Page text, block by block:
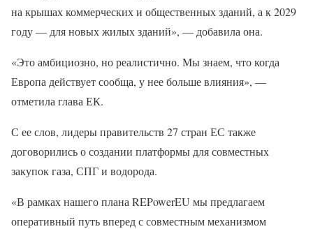
на крышах коммерческих и общественных зданий, а к 2029
году — для новых жилых зданий», — добавила она.
«Это амбициозно, но реалистично. Мы знаем, что когда
Европа действует сообща, у нее больше влияния», —
отметила глава ЕК.
С ее слов, лидеры правительств 27 стран ЕС также
договорились о создании платформы для совместных
закупок газа, СПГ и водорода.
«В рамках нашего плана REPowerEU мы предлагаем
оперативный путь вперед с совместным механизмом